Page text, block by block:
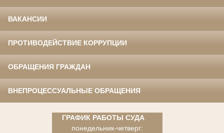
ВАКАНСИИ
ПРОТИВОДЕЙСТВИЕ КОРРУПЦИИ
ОБРАЩЕНИЯ ГРАЖДАН
ВНЕПРОЦЕССУАЛЬНЫЕ ОБРАЩЕНИЯ
ГРАФИК РАБОТЫ СУДА
понедельник-четверг: